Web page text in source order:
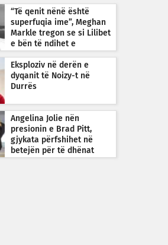
“Të qenit nënë është
superfuqia ime”, Meghan
Markle tregon se si Lilibet
e bën të ndihet e
Eksploziv në derën e
dyqanit të Noizy-t në
Durrës
Angelina Jolie nën
presionin e Brad Pitt,
gjykata përfshihet në
betejën për të dhënat